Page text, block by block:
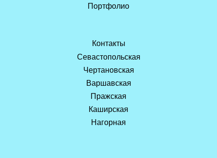
Портфолио
Контакты
Севастопольская
Чертановская
Варшавская
Пражская
Каширская
Нагорная